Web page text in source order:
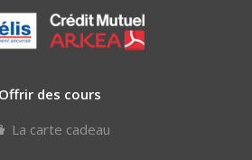
Offrir des cours
La carte cadeau